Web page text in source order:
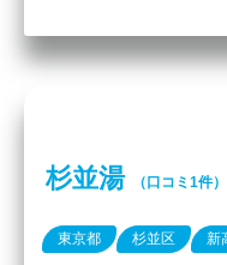
杉並湯 （口コミ1件）
東京都 杉並区 新